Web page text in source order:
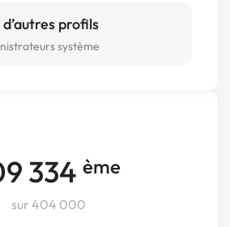
334 ème
sur 404 000
profils
système